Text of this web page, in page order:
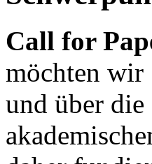
Call for
möchten wir
und über